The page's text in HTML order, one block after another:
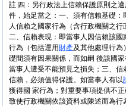
註 四：另行政法上信賴保護原則之
件，始足當之：一、須有信賴基礎
人信賴之國家行為（含行政機關之行
二、信賴表現：即當事人因信賴該國
行為（包括運用財產及其他處理行為
礎間須有因果關係，而如嗣 後該國
當事人遭受不能預見之損失；三、信
信賴，必須值得保護。如當事人有以
獲得國 家行為；對重要事項提供不
致使行政機關依該資料或陳述而為